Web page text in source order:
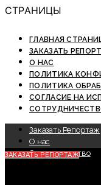
СТРАНИЦЫ
ГЛАВНАЯ
ЗАКАЗАТЬ
О НАС
ПОЛИТИКА
ПОЛИТИКА
СОГЛАСИЕ НА
Заказать Репортаж
О нас
Сотрудничество
ЗАКАЗАТЬ РЕПОРТАЖ